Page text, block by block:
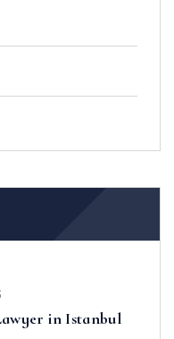
in Istanbul